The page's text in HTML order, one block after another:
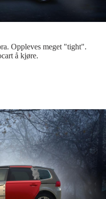
Oppleves meget "tight".
å kjøre.